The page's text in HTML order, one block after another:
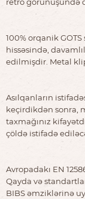
100% orqanik
hissəsində,
edilmişdir. Metal
Asılqanların
keçirdikdən sonra,
taxmağınız
çöldə istifadə
Avropadakı EN
Qayda və
BIBS əmziklərinə